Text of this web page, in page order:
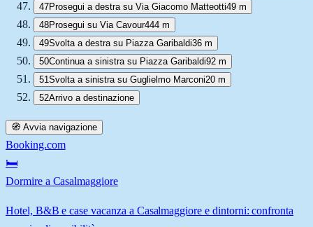
47Prosegui a destra su Via Giacomo Matteotti49 m
48Prosegui su Via Cavour444 m
49Svolta a destra su Piazza Garibaldi36 m
50Continua a sinistra su Piazza Garibaldi92 m
51Svolta a sinistra su Guglielmo Marconi20 m
52Arrivo a destinazione
🧭 Avvia navigazione
Booking.com
🛏️
Dormire a Casalmaggiore
Hotel, B&B e case vacanza a Casalmaggiore e dintorni: confronta